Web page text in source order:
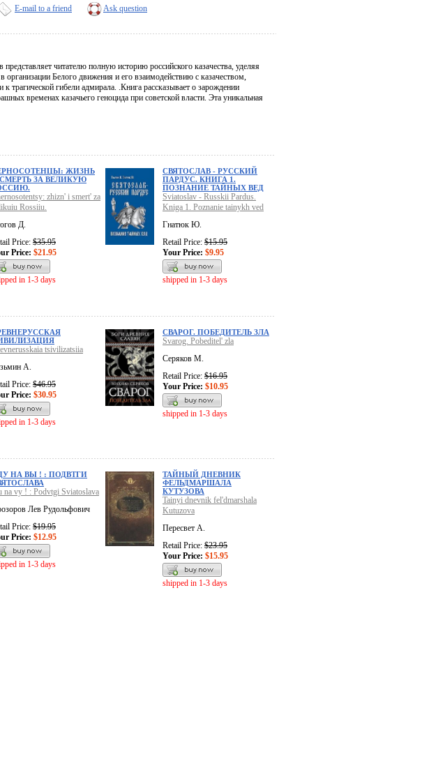
E-mail to a friend Ask question
читателю полную историю российского казачества, уделяя
Белого движения и его взаимодействию с казачеством,
трагической гибели адмирала. .Книга рассказывает о зарождении
временах казачьего геноцида при советской власти. Эта уникальная
ЖИЗНЬ
ЗА ВЕЛИКУЮ
zhizn' i smert' za
Rossiiu.
Д.
Price: $35.95
Price: $21.95
in 1-3 days
СВЯТОСЛАВ - РУССКИЙ
ПАРДУС. КНИГА 1.
ПОЗНАНИЕ ТАЙНЫХ ВЕД
Sviatoslav - Russkii Pardus.
Kniga 1. Poznanie tainykh ved
Гнатюк Ю.
Retail Price: $15.95
Your Price: $9.95
shipped in 1-3 days
tsivilizatsiia
А.
Price: $46.95
Price: $30.95
in 1-3 days
СВАРОГ. ПОБЕДИТЕЛЬ ЗЛА
Svarog. Pobeditel' zla
Серяков М.
Retail Price: $16.95
Your Price: $10.95
shipped in 1-3 days
НА ВЫ ! : ПОДВТГИ
na vy ! : Podvtgi Sviatoslava
Лев Рудольфович
Price: $19.95
Price: $12.95
in 1-3 days
ТАЙНЫЙ ДНЕВНИК
ФЕЛЬДМАРШАЛА
КУТУЗОВА
Tainyi dnevnik fel'dmarshala
Kutuzova
Пересвет А.
Retail Price: $23.95
Your Price: $15.95
shipped in 1-3 days